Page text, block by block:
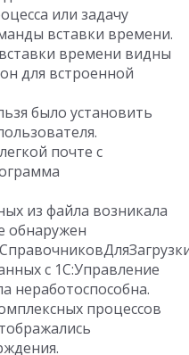
или задачу
вставки времени.
времени видны
для встроенной
было установить
почте с
из файла возникала
обнаружен
с 1С:Управление
неработоспособна.
процессов